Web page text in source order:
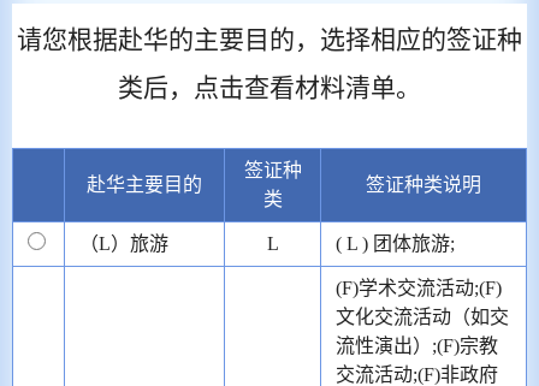
请您根据赴华的主要目的，选择相应的签证种
类后，点击查看材料清单。
赴华主要目的
签证种
类
签证种类说明
（L）旅游 L ( L ) 团体旅游;
(F)学术交流活动;(F)
文化交流活动（如交
流性演出）;(F)宗教
交流活动;(F)非政府